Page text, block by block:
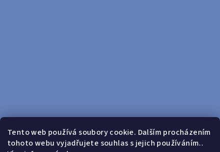
Tento web používá soubory cookie. Dalším procházením
tohoto webu vyjadřujete souhlas s jejich používáním..
Sledovat na Instagramu